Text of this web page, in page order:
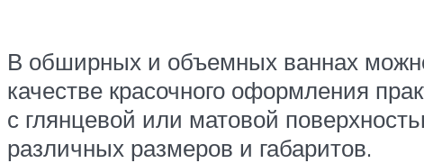
В обширных и объемных ваннах
качестве красочного оформления
с глянцевой или матовой
различных размеров и габаритов.